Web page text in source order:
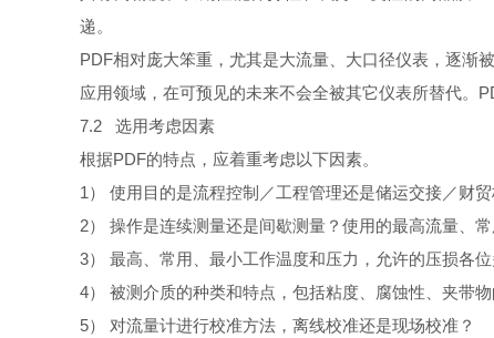
递。
PDF相对庞大笨重，尤其是大流量、大口径仪表，逐渐
应用领域，在可预见的未来不会全被其它仪表所替代。
7.2 选用考虑因素
根据PDF的特点，应着重考虑以下因素。
1 ） 使用目的是流程控制／工程管理还是储运交接／财贸
2） 操作是连续测量还是间歇测量？使用的最高流量、
3） 最高、常用、最小工作温度和压力，允许的压损各位
4） 被测介质的种类和特点，包括粘度、腐蚀性、夹带物
5） 对流量计进行校准方法，离线校准还是现场校准？